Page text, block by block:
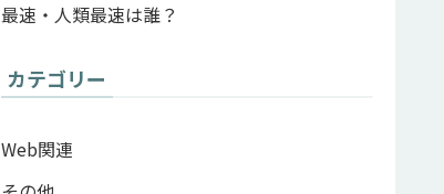
最速・人類最速は誰？
カテゴリー
Web関連